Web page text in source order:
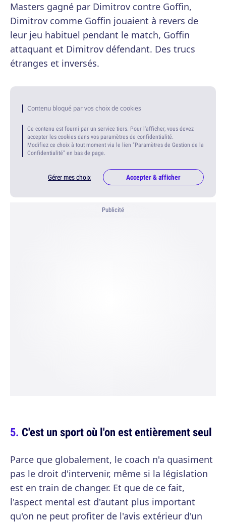
Masters gagné par Dimitrov contre Goffin,
Dimitrov comme Goffin jouaient à revers de
leur jeu habituel pendant le match, Goffin
attaquant et Dimitrov défendant. Des trucs
étranges et inversés.
Contenu bloqué par vos choix de cookies
Ce contenu est fourni par un service tiers. Pour l'afficher, vous devez
accepter les cookies dans vos paramètres de confidentialité.
Modifiez ce choix à tout moment via le lien "Paramètres de Gestion de la
Confidentialité" en bas de page.
Gérer mes choix Accepter & afficher
Publicité
C'est un sport où l'on est entièrement seul
Parce que globalement, le coach n'a quasiment
pas le droit d'intervenir, même si la législation
est en train de changer. Et que de ce fait,
l'aspect mental est d'autant plus important
qu'on ne peut profiter de l'avis extérieur d'un